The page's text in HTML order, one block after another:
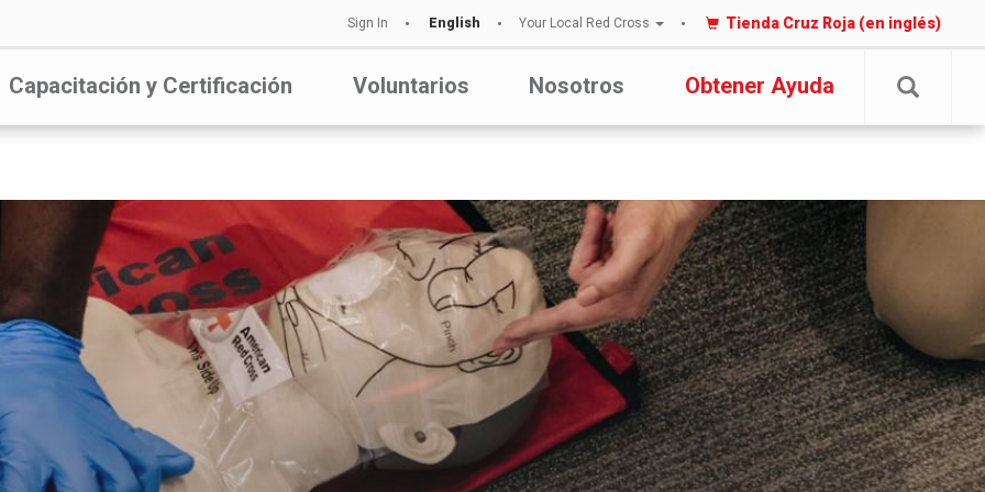
Sign In English Your Local Red Cross Tienda Cruz Roja (en inglés)
Capacitación y Certificación Voluntarios Nosotros Obtener Ayuda